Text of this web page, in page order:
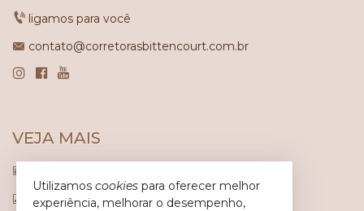
ligamos para você
contato@corretorasbittencourt.com.br
VEJA MAIS
indicadores financeiros
Utilizamos cookies para oferecer melhor
experiência, melhorar o desempenho,